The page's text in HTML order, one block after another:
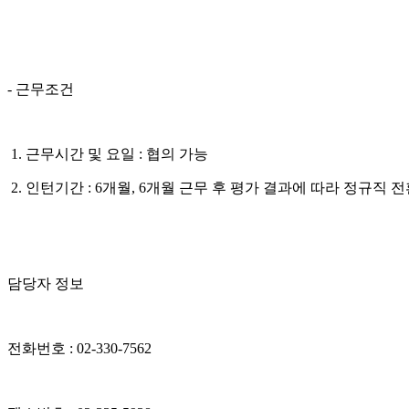
- 근무조건
1. 근무시간 및 요일 : 협의 가능
2. 인턴기간 : 6개월, 6개월 근무 후 평가 결과에 따라 정규직 전
담당자 정보
전화번호 : 02-330-7562